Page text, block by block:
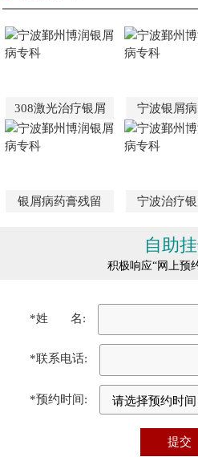
308激光治疗银屑 宁波银屑
银屑病药膏残留 宁波治疗
自助
积极响应“网上预
*姓 名:
*联系电话:
*预约时间: